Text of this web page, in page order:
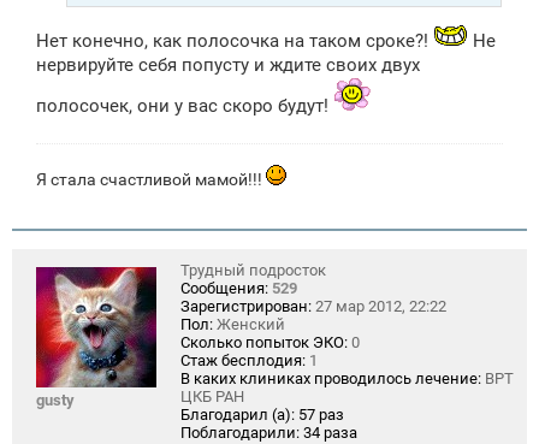
Нет конечно, как полосочка на таком сроке?!
Не
нервируйте себя попусту и ждите своих двух
полосочек, они у вас скоро будут!
Я стала счастливой мамой!!!
gusty
Трудный подросток
Сообщения: 529
Зарегистрирован: 27 мар 2012, 22:22
Пол: Женский
Сколько попыток ЭКО: 0
Стаж бесплодия: 1
В каких клиниках проводилось лечение: ВРТ
ЦКБ РАН
Благодарил (а): 57 раз
Поблагодарили: 34 раза